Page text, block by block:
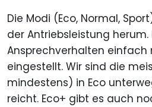
Die Modi (Eco, Normal,
der Antriebsleistung
Ansprechverhalten einfach
eingestellt. Wir sind die
mindestens) in Eco
reicht. Eco+ gibt es auch